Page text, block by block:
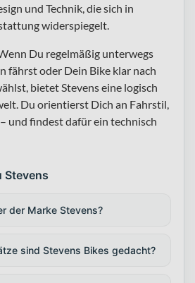
und Technik, die sich in
widerspiegelt.
Du regelmäßig unterwegs
fährst oder Dein Bike klar nach
bietet Stevens eine logisch
Du orientierst Dich an Fahrstil,
und findest dafür ein technisch
Stevens
der Marke Stevens?
sind Stevens Bikes gedacht?